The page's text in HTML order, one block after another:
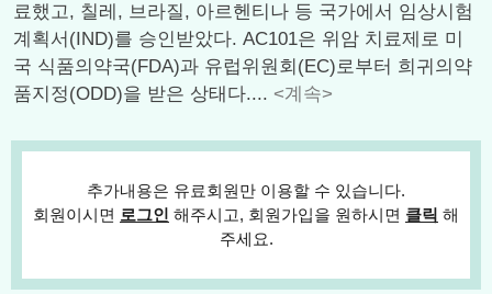
료했고, 칠레, 브라질, 아르헨티나 등 국가에서 임상시험
계획서(IND)를 승인받았다. AC101은 위암 치료제로 미
국 식품의약국(FDA)과 유럽위원회(EC)로부터 희귀의약
품지정(ODD)을 받은 상태다.... <계속>
추가내용은 유료회원만 이용할 수 있습니다.
회원이시면 로그인 해주시고, 회원가입을 원하시면 클릭 해
주세요.